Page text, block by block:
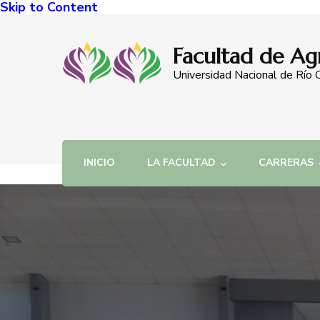
Skip to Content
Facultad de
Universidad Nacional de Río
INICIO LA FACULTAD CARRERAS